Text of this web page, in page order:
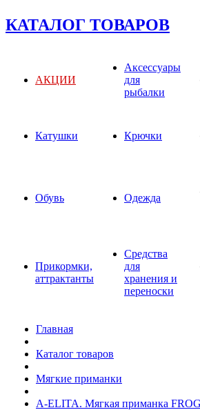
КАТАЛОГ ТОВАРОВ
АКЦИИ
Аксессуары
для
рыбалки
Катушки Крючки
Обувь Одежда
Прикормки,
аттрактанты
Средства
для
хранения и
переноски
Главная
Каталог товаров
Мягкие приманки
A-ELITA. Мягкая приманка